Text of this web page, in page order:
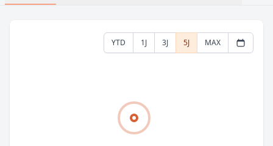
YTD 1J 3J 5J MAX